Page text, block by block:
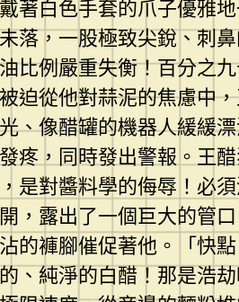
著白色手套的爪子優雅
落，一股極致尖銳、刺
比例嚴重失衡！百分之
迫從他對蒜泥的焦慮中
、像醋罐的機器人緩緩
疼，同時發出警報。王
是對醬料學的侮辱！必
，露出了一個巨大的管
的褲腳催促著他。「快
、純淨的白醋！那是浩